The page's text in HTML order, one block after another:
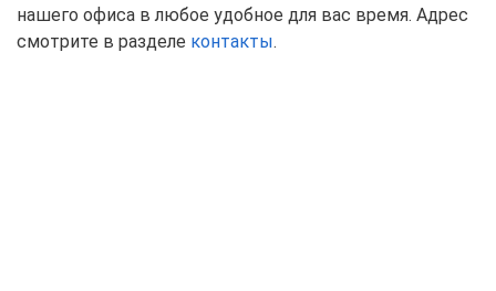
нашего офиса в любое удобное для вас время. Адрес
смотрите в разделе контакты.